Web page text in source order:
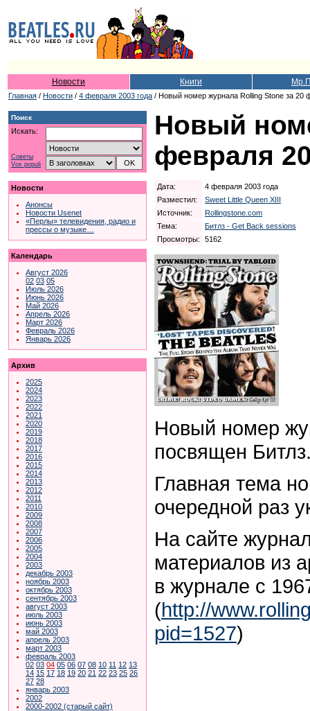
Новости Книги
Главная / Новости / 4 февраля 2003 года / Новый номер журнала Rolling Stone за 20
Поиск
Искать:
Советы
Vox populi
Новости
Анонсы
Новости Usenet
«Перлы» телевидения, радио и
прессы о музыке…
Календарь
Август 2026
02 03 05
Июль 2026
Июнь 2026
Май 2026
Апрель 2026
Март 2026
Февраль 2026
Январь 2026
Архив
2025
2024
2023
2022
2021
2020
2019
2018
2017
2016
2015
2014
2013
2012
2011
2010
2009
2008
2007
2006
2005
2004
2003
декабрь 2003
ноябрь 2003
октябрь 2003
сентябрь 2003
август 2003
июль 2003
июнь 2003
май 2003
апрель 2003
март 2003
февраль 2003
02 03 04 05 06 07 08 10 11 12 13
14 15 17 18 19 20 21 22 23 25 26
27 28
январь 2003
2002
2000-2002 (старый сайт)
Новый
февраля
Дата:
4 февраля 2003 года
Разместил:
Sweet Little Queen XIII
Источник:
Rollingstone.com
Тема:
Битлз - Get Back sessions
Просмотры:
5162
Новый номер
посвящен
Главная тема
очередной раз
На сайте
материалов из
в журнале с
(http://
pid=1527)